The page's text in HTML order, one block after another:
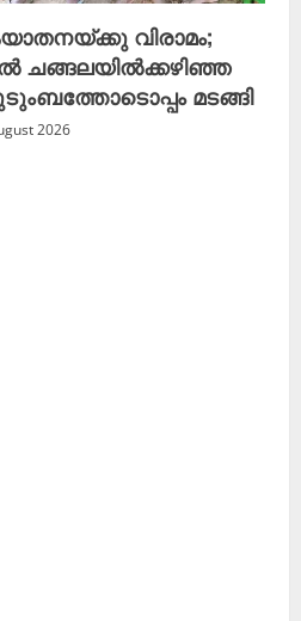
വിരാമം;
ചങ്ങലയിൽക്കഴിഞ്ഞ
മടങ്ങി
2026